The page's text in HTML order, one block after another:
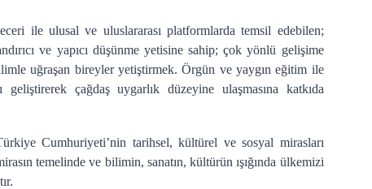
ile ulusal ve uluslararası platformlarda temsil edebilen;
ve yapıcı düşünme yetisine sahip; çok yönlü gelişime
uğraşan bireyler yetiştirmek. Örgün ve yaygın eğitim ile
geliştirerek çağdaş uygarlık düzeyine ulaşmasına katkıda
Cumhuriyeti’nin tarihsel, kültürel ve sosyal mirasları
temelinde ve bilimin, sanatın, kültürün ışığında ülkemizi